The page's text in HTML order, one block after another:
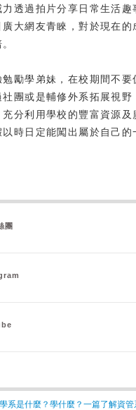
透過拍片分享日常生活趣
大網友青睞，對於現在的
學弟妹，在校期間不要
團或是輔修外系拓展視野
分利用學校的豐富資源及
時日定能闖出屬於自己的
團
系是什麼？學什麼？一篇了解資